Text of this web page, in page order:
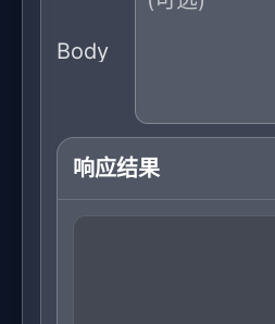
Body
响应结果